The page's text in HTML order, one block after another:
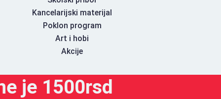
Kancelarijski materijal
Poklon program
Art i hobi
Akcije
je 1500rsd